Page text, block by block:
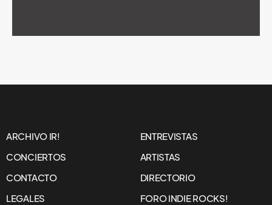
ARCHIVO IR!
ENTREVISTAS
CONCIERTOS
ARTISTAS
CONTACTO
DIRECTORIO
LEGALES
FORO INDIE ROCKS!